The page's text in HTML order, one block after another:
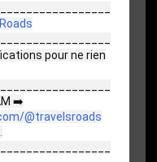
pour ne rien
➡️
@travelsroads